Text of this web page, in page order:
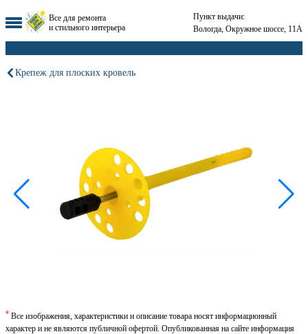
Все для ремонта
и стильного интерьера
Пункт выдачи:
Вологда, Окружное шоссе, 11А
Крепеж для плоских кровель
* Все изображения, характеристики и описание товара носят информационный
характер и не являются публичной офертой. Опубликованная на сайте информация